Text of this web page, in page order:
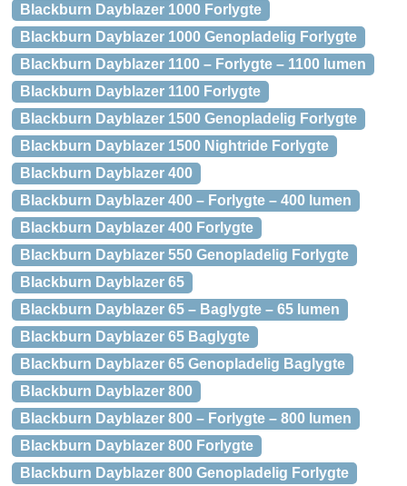
Blackburn Dayblazer 1000 Forlygte
Blackburn Dayblazer 1000 Genopladelig Forlygte
Blackburn Dayblazer 1100 – Forlygte – 1100 lumen
Blackburn Dayblazer 1100 Forlygte
Blackburn Dayblazer 1500 Genopladelig Forlygte
Blackburn Dayblazer 1500 Nightride Forlygte
Blackburn Dayblazer 400
Blackburn Dayblazer 400 – Forlygte – 400 lumen
Blackburn Dayblazer 400 Forlygte
Blackburn Dayblazer 550 Genopladelig Forlygte
Blackburn Dayblazer 65
Blackburn Dayblazer 65 – Baglygte – 65 lumen
Blackburn Dayblazer 65 Baglygte
Blackburn Dayblazer 65 Genopladelig Baglygte
Blackburn Dayblazer 800
Blackburn Dayblazer 800 – Forlygte – 800 lumen
Blackburn Dayblazer 800 Forlygte
Blackburn Dayblazer 800 Genopladelig Forlygte